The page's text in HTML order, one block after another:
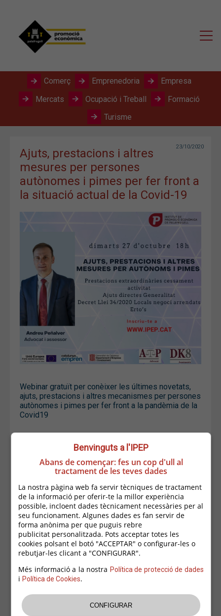
Comerç Emprenedoria
Empresa
Mercats
Ocupació i Treball
Formació
Turisme
Ajuts, prestacions i altres
mesures per persones
autònomes i pimes per fer front a
la situació actual de la Covid-19
23/10/2020
Webinar gratuït per conèixer les últimes novetats,
ajuts, prestacions i altres mecanismes per persones
autònomes i pimes per fer front a la pandèmia de la
Covid19
Des de l'IPEP, volem mostrar el nostre suport a les
empreses i a les persones treballadores per les
possibles afectacions de la pandèmia de la COVID-
19, i en tot moment us anem informant sobre
normatives, ajudes i subvencions i tota aquella
informació que pugui ser del vostre interès.
Hem programat unasessió informativa Online pel
proper dimarts 27 d'octubre de 18.00 a 19.00h
través de la plataforma ZOOM, a càrrec d'Andreu
Peñalver, advocat i assessor, sota el títol:
Benvinguts a l'IPEP
Abans de començar: fes un cop d'ull al
tractament de les teves dades
La nostra pàgina web fa servir tècniques de tractament
de la informació per oferir-te la millor experiència
possible, incloent dades tècnicament necessàries per al
seu funcionament. Algunes dades es fan servir de
forma anònima per que puguis rebre
publicitat personalitzada. Pots acceptar totes les
cookies polsant el botó "ACCEPTAR" o configurar-les o
rebutjar-les clicant a "CONFIGURAR".
Més informació a la nostra Política de protecció de dades
iPolítica de Cookies.